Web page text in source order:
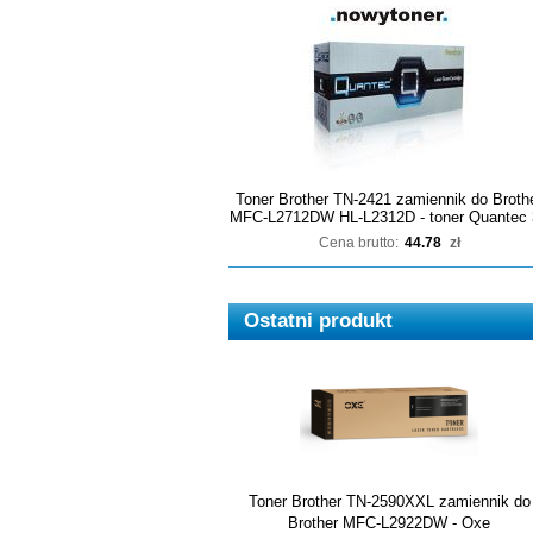
Toner Brother TN-2421 zamiennik do
MFC-L2712DW HL-L2312D - toner Quantec
Cena brutto: 44.78 zł
Ostatni produkt
Toner Brother TN-2590XXL zamiennik do
Brother MFC-L2922DW - Oxe